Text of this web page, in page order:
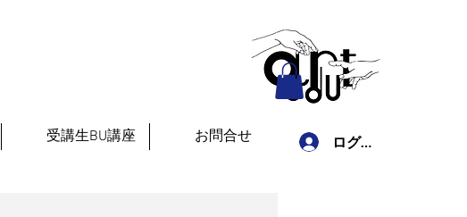
受講生BU講座 お問合せ ログイン